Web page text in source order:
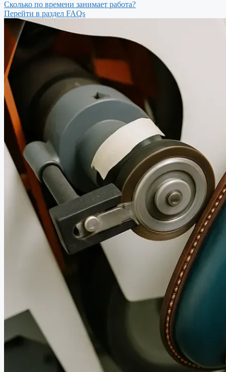
Сколько по времени занимает работа?
Перейти в раздел FAQs